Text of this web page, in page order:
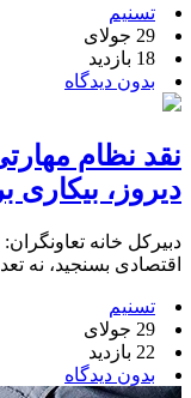
تسنیم
29 جولای
18 بازدید
بدون دیدگاه
نقد نظام
دیروز، بیکاری
دبیرکل خانه
اقتصادی بسنجید، نه
تسنیم
29 جولای
22 بازدید
بدون دیدگاه